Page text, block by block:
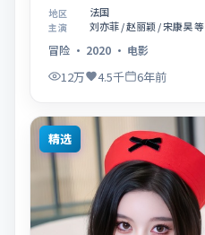
地区 法国
主演 刘亦菲 / 赵丽颖 / 宋康昊 等
冒险 · 2020 · 电影
12万 4.5千 6年前
精选